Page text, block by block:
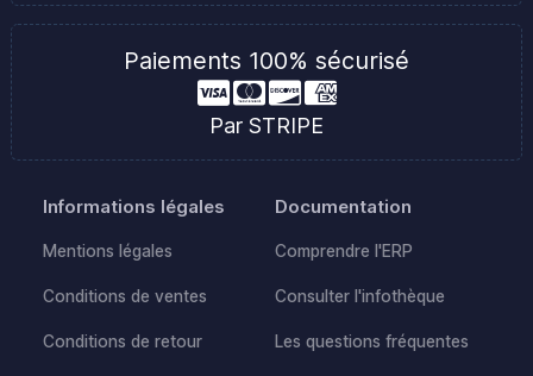
Paiements 100% sécurisé
Par STRIPE
Informations légales
Mentions légales
Conditions de ventes
Conditions de retour
Documentation
Comprendre l'ERP
Consulter l'infothèque
Les questions fréquentes